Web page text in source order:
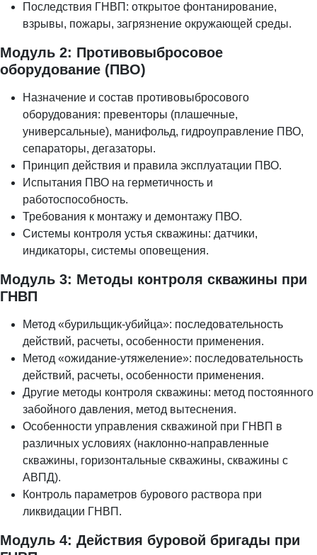
Последствия ГНВП: открытое фонтанирование,
взрывы, пожары, загрязнение окружающей среды.
Модуль 2: Противовыбросовое
оборудование (ПВО)
Назначение и состав противовыбросового
оборудования: превенторы (плашечные,
универсальные), манифольд, гидроуправление ПВО,
сепараторы, дегазаторы.
Принцип действия и правила эксплуатации ПВО.
Испытания ПВО на герметичность и
работоспособность.
Требования к монтажу и демонтажу ПВО.
Системы контроля устья скважины: датчики,
индикаторы, системы оповещения.
Модуль 3: Методы контроля скважины при
ГНВП
Метод «бурильщик-убийца»: последовательность
действий, расчеты, особенности применения.
Метод «ожидание-утяжеление»: последовательность
действий, расчеты, особенности применения.
Другие методы контроля скважины: метод постоянного
забойного давления, метод вытеснения.
Особенности управления скважиной при ГНВП в
различных условиях (наклонно-направленные
скважины, горизонтальные скважины, скважины с
АВПД).
Контроль параметров бурового раствора при
ликвидации ГНВП.
Модуль 4: Действия буровой бригады при